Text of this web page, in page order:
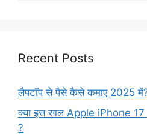
Recent Posts
लैपटॉप से पैसे कैसे कमाए 2025
क्या इस साल Apple iPhone 17
?